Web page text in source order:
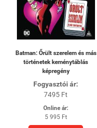
Batman: Őrült szerelem és más
történetek keménytáblás
képregény
Fogyasztói ár:
7495 Ft
Online ár:
5 995 Ft